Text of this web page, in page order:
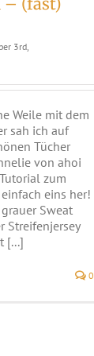
3rd,
Weile mit dem
sah ich auf
Tücher
von ahoi
zum
eins her!
Sweat
Streifenjersey
[...]
0